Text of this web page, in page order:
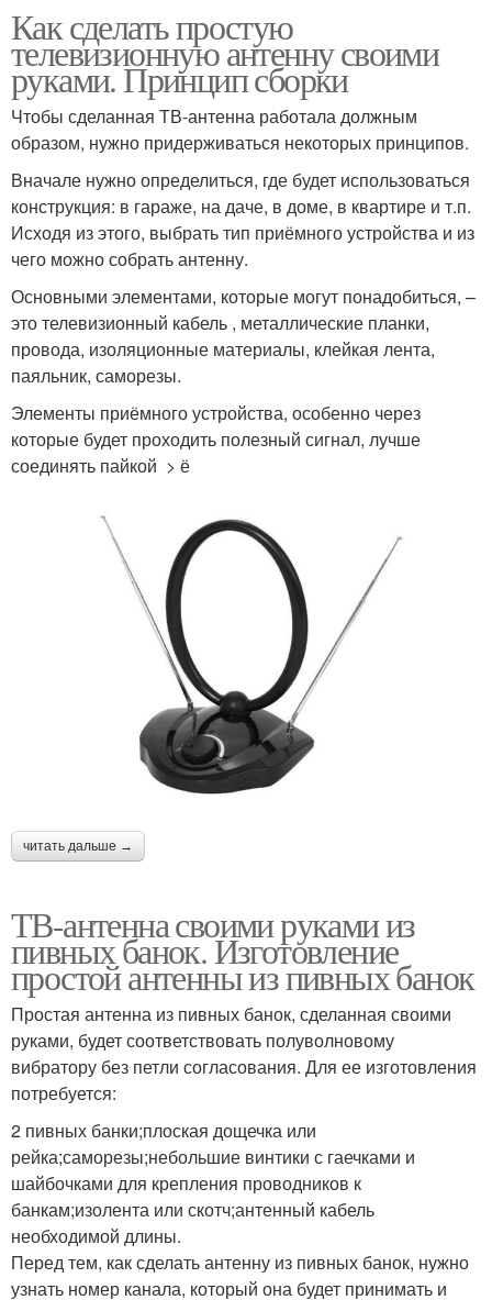
Как сделать простую
телевизионную антенну своими
руками. Принцип сборки
Чтобы сделанная ТВ-антенна работала должным
образом, нужно придерживаться некоторых принципов.
Вначале нужно определиться, где будет использоваться
конструкция: в гараже, на даче, в доме, в квартире и т.п.
Исходя из этого, выбрать тип приёмного устройства и из
чего можно собрать антенну.
Основными элементами, которые могут понадобиться, –
это телевизионный кабель , металлические планки,
провода, изоляционные материалы, клейкая лента,
паяльник, саморезы.
Элементы приёмного устройства, особенно через
которые будет проходить полезный сигнал, лучше
соединять пайкой > ё
читать дальше →
ТВ-антенна своими руками из
пивных банок. Изготовление
простой антенны из пивных банок
Простая антенна из пивных банок, сделанная своими
руками, будет соответствовать полуволновому
вибратору без петли согласования. Для ее изготовления
потребуется:
2 пивных банки;плоская дощечка или
рейка;саморезы;небольшие винтики с гаечками и
шайбочками для крепления проводников к
банкам;изолента или скотч;антенный кабель
необходимой длины.
Перед тем, как сделать антенну из пивных банок, нужно
узнать номер канала, который она будет принимать и